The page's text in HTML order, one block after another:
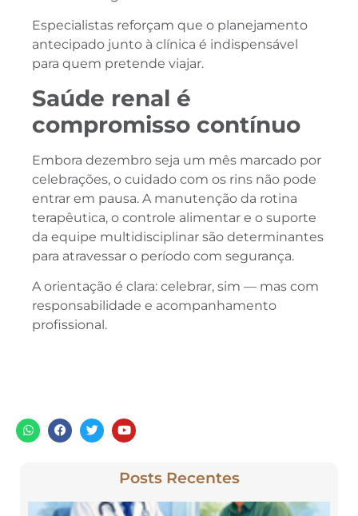
Especialistas reforçam que o planejamento
antecipado junto à clínica é indispensável
para quem pretende viajar.
Saúde renal é
compromisso contínuo
Embora dezembro seja um mês marcado por
celebrações, o cuidado com os rins não pode
entrar em pausa. A manutenção da rotina
terapêutica, o controle alimentar e o suporte
da equipe multidisciplinar são determinantes
para atravessar o período com segurança.
A orientação é clara: celebrar, sim — mas com
responsabilidade e acompanhamento
profissional.
Posts Recentes